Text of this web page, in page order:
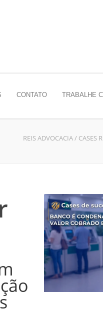
CONTATO TRABALHE
REIS ADVOCACIA/ CASES